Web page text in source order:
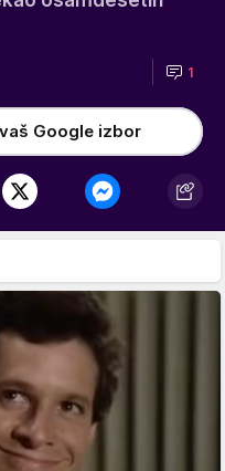
1
Google izbor